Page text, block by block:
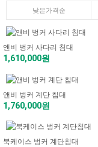
낮은가격순
앤비 벙커 사다리 침대
1,610,000원
앤비 벙커 계단 침대
1,760,000원
북케이스 벙커 계단침대